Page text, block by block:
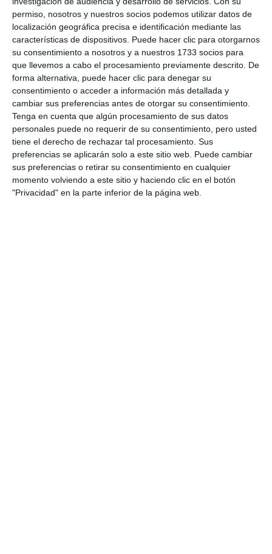
permiso, nosotros y nuestros socios podemos utilizar datos de
localización geográfica precisa e identificación mediante las
características de dispositivos. Puede hacer clic para otorgarnos
su consentimiento a nosotros y a nuestros 1733 socios para
que llevemos a cabo el procesamiento previamente descrito. De
forma alternativa, puede hacer clic para denegar su
consentimiento o acceder a información más detallada y
cambiar sus preferencias antes de otorgar su consentimiento.
Tenga en cuenta que algún procesamiento de sus datos
personales puede no requerir de su consentimiento, pero usted
tiene el derecho de rechazar tal procesamiento. Sus
preferencias se aplicarán solo a este sitio web. Puede cambiar
sus preferencias o retirar su consentimiento en cualquier
momento volviendo a este sitio y haciendo clic en el botón
"Privacidad" en la parte inferior de la página web.